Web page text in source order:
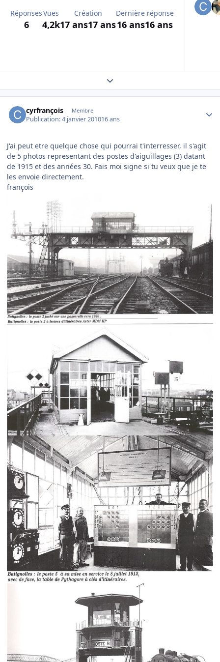
Réponses
6
Vues
4,2k
Création
17 ans17 ans
Dernière réponse
16 ans16 ans
Expand topic overview
cyrfrançois Membre
Publication:4 janvier 201016 ans
J'ai peut etre quelque chose qui pourrai t'interresser, il s'agit
de 5 photos representant des postes d'aiguillages (3) datant
de 1915 et des années 30. Fais moi signe si tu veux que je te
les envoie directement.
françois